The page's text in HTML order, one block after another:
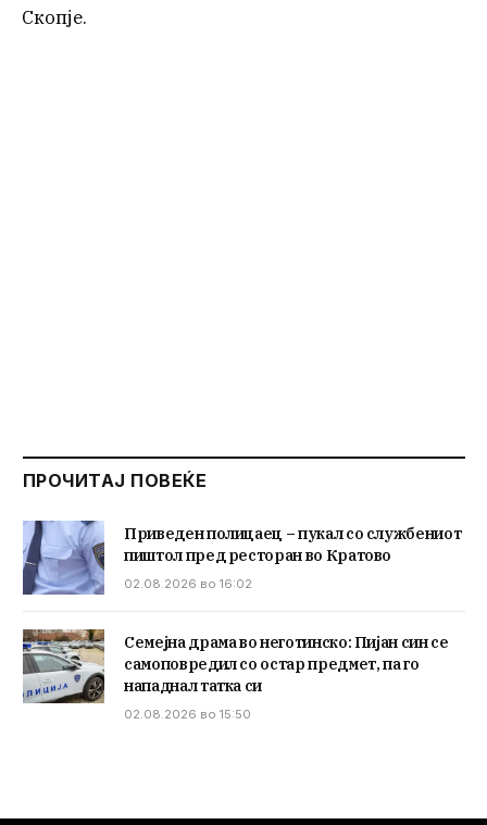
Скопје.
ПРОЧИТАЈ ПОВЕЌЕ
Приведен полицаец – пукал со службениот
пиштол пред ресторан во Кратово
02.08.2026 во 16:02
Семејна драма во неготинско: Пијан син се
самоповредил со остар предмет, па го
нападнал татка си
02.08.2026 во 15:50